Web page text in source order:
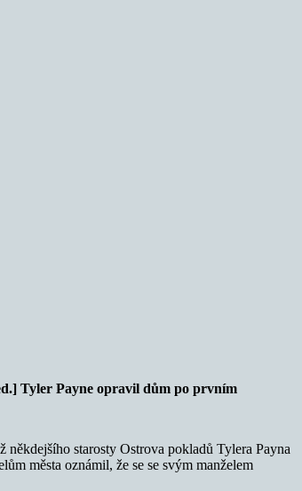
Tyler Payne opravil dům po prvním
někdejšího starosty Ostrova pokladů Tylera Payna
města oznámil, že se se svým manželem